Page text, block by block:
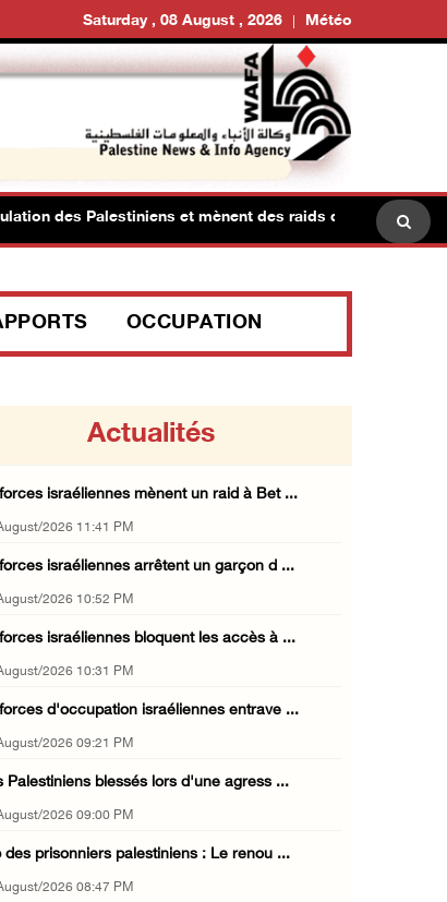
Saturday , 08 August , 2026 Météo
des Palestiniens et mènent des raids dans des villes à
OCCUPATION
Actualités
israéliennes mènent un raid à Bet ...
2026 11:41 PM
israéliennes arrêtent un garçon d ...
2026 10:52 PM
israéliennes bloquent les accès à ...
2026 10:31 PM
d'occupation israéliennes entrave ...
2026 09:21 PM
Palestiniens blessés lors d'une agress ...
2026 09:00 PM
des prisonniers palestiniens : Le renou ...
2026 08:47 PM